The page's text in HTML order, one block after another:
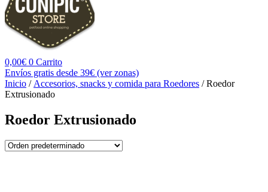
0,00€ 0 Carrito
Envíos gratis desde 39€ (ver zonas)
Inicio / Accesorios, snacks y comida para Roedores / Roedor
Extrusionado
Roedor Extrusionado